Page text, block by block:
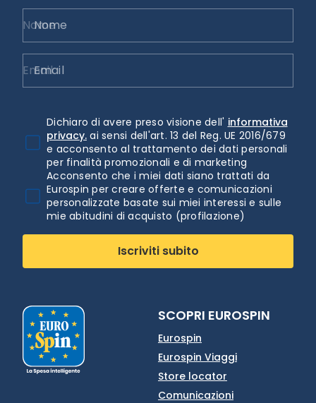
Nome
Email
Dichiaro di avere preso visione dell' informativa
privacy. ai sensi dell'art. 13 del Reg. UE 2016/679
e acconsento al trattamento dei dati personali
per finalità promozionali e di marketing
Acconsento che i miei dati siano trattati da
Eurospin per creare offerte e comunicazioni
personalizzate basate sui miei interessi e sulle
mie abitudini di acquisto (profilazione)
Iscriviti subito
SCOPRI EUROSPIN
Eurospin
Eurospin Viaggi
Store locator
Comunicazioni